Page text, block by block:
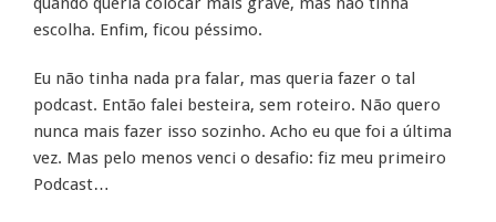
escolha. Enfim, ficou péssimo.
Eu não tinha nada pra falar, mas queria fazer o tal
podcast. Então falei besteira, sem roteiro. Não quero
nunca mais fazer isso sozinho. Acho eu que foi a última
vez. Mas pelo menos venci o desafio: fiz meu primeiro
Podcast…